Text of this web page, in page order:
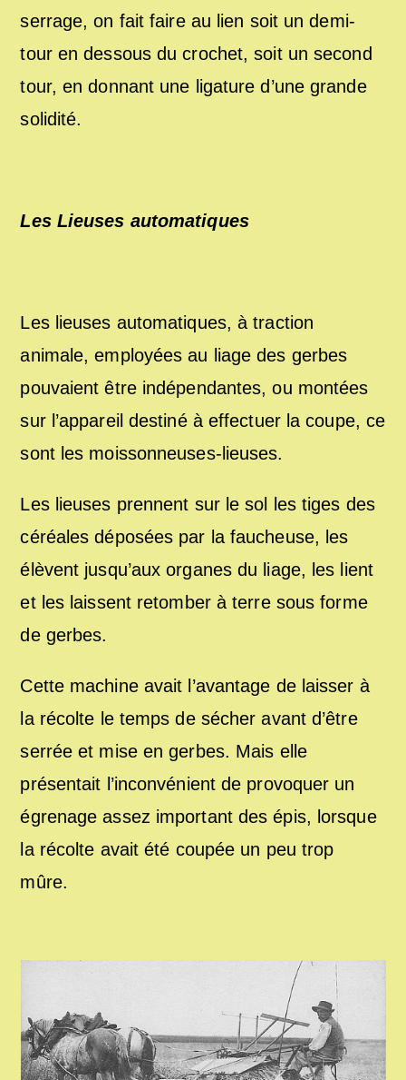
serrage, on fait faire au lien soit un demi-
tour en dessous du crochet, soit un second
tour, en donnant une ligature d’une grande
solidité.
Les Lieuses automatiques
Les lieuses automatiques, à traction
animale, employées au liage des gerbes
pouvaient être indépendantes, ou montées
sur l’appareil destiné à effectuer la coupe, ce
sont les moissonneuses-lieuses.
Les lieuses prennent sur le sol les tiges des
céréales déposées par la faucheuse, les
élèvent jusqu’aux organes du liage, les lient
et les laissent retomber à terre sous forme
de gerbes.
Cette machine avait l’avantage de laisser à
la récolte le temps de sécher avant d’être
serrée et mise en gerbes. Mais elle
présentait l’inconvénient de provoquer un
égrenage assez important des épis, lorsque
la récolte avait été coupée un peu trop
mûre.